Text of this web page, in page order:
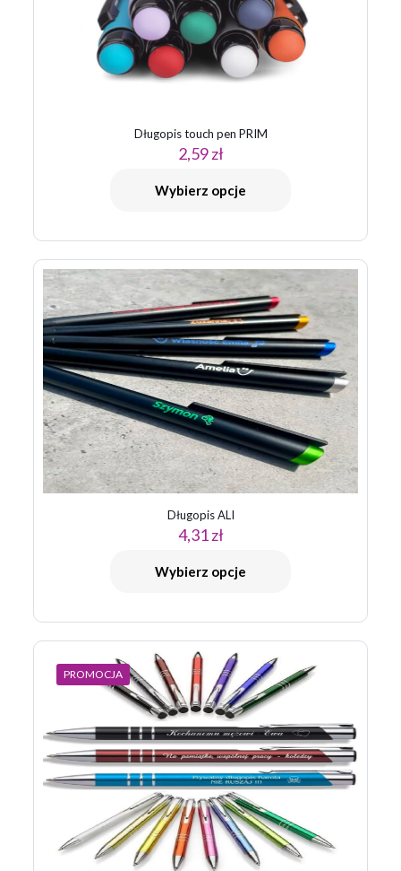
mail*
Zapamiętaj moje dane w tej przeglądarce podczas pisania
kolejnych komentarzy.
Długopis touch pen PRIM
2,59zł
Wybierz opcje
Długopis ALI
4,31zł
Wybierz opcje
PROMOCJA